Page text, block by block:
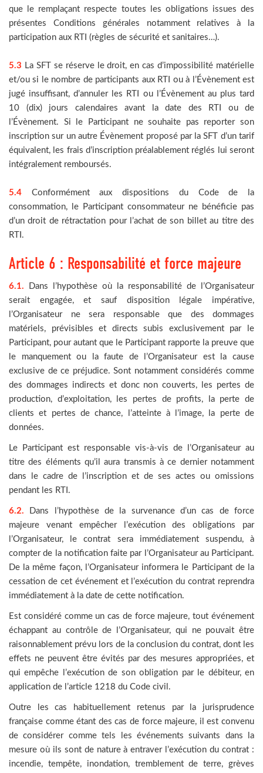
que le remplaçant respecte toutes les obligations issues des
présentes Conditions générales notamment relatives à la
participation aux RTI (règles de sécurité et sanitaires…).
5.3 La SFT se réserve le droit, en cas d’impossibilité matérielle
et/ou si le nombre de participants aux RTI ou à l’Évènement est
jugé insuffisant, d’annuler les RTI ou l’Évènement au plus tard
10 (dix) jours calendaires avant la date des RTI ou de
l’Évènement. Si le Participant ne souhaite pas reporter son
inscription sur un autre Évènement proposé par la SFT d’un tarif
équivalent, les frais d’inscription préalablement réglés lui seront
intégralement remboursés.
5.4 Conformément aux dispositions du Code de la
consommation, le Participant consommateur ne bénéficie pas
d’un droit de rétractation pour l’achat de son billet au titre des
RTI.
Article 6 : Responsabilité et force majeure
6.1. Dans l’hypothèse où la responsabilité de l’Organisateur
serait engagée, et sauf disposition légale impérative,
l’Organisateur ne sera responsable que des dommages
matériels, prévisibles et directs subis exclusivement par le
Participant, pour autant que le Participant rapporte la preuve que
le manquement ou la faute de l’Organisateur est la cause
exclusive de ce préjudice. Sont notamment considérés comme
des dommages indirects et donc non couverts, les pertes de
production, d’exploitation, les pertes de profits, la perte de
clients et pertes de chance, l’atteinte à l’image, la perte de
données.
Le Participant est responsable vis-à-vis de l’Organisateur au
titre des éléments qu’il aura transmis à ce dernier notamment
dans le cadre de l’inscription et de ses actes ou omissions
pendant les RTI.
6.2.
Dans l’hypothèse de la survenance d’un cas de force
majeure venant empêcher l’exécution des obligations par
l’Organisateur, le contrat sera immédiatement suspendu, à
compter de la notification faite par l’Organisateur au Participant.
De la même façon, l’Organisateur informera le Participant de la
cessation de cet événement et l’exécution du contrat reprendra
immédiatement à la date de cette notification.
Est considéré comme un cas de force majeure, tout événement
échappant au contrôle de l’Organisateur, qui ne pouvait être
raisonnablement prévu lors de la conclusion du contrat, dont les
effets ne peuvent être évités par des mesures appropriées, et
qui empêche l’exécution de son obligation par le débiteur, en
application de l’article 1218 du Code civil.
Outre les cas habituellement retenus par la jurisprudence
française comme étant des cas de force majeure, il est convenu
de considérer comme tels les événements suivants dans la
mesure où ils sont de nature à entraver l’exécution du contrat :
incendie, tempête, inondation, tremblement de terre, grèves